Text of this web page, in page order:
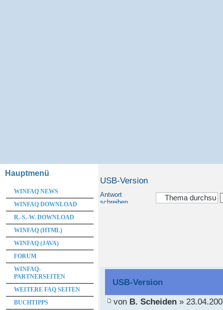
USB-Version
Antwort
schreiben
USB-Version
von B. Scheiden»
Hauptmenü
WINFAQ NEWS
WINFAQ DOWNLOAD
R.-S.-W. DOWNLOAD
WINFAQ (HTML)
WINFAQ (JAVA)
FORUM
WINFAQ-
PARTNERSEITEN
WEITERE FAQ SEITEN
BUCHTIPPS